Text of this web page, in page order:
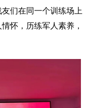
们在同一个训练场上
怀，历练军人素养，